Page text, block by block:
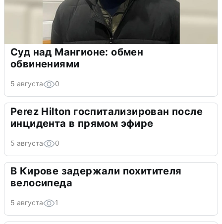
Суд над Мангионе: обмен
обвинениями
5 августа 0
Perez Hilton госпитализирован после
инцидента в прямом эфире
5 августа 0
В Кирове задержали похитителя
велосипеда
5 августа 1